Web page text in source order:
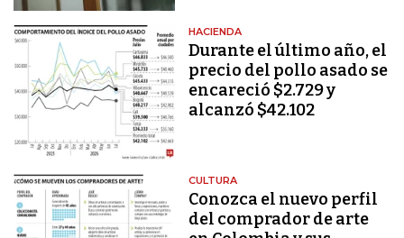
HACIENDA
Durante el último año, el
precio del pollo asado se
encareció $2.729 y
alcanzó $42.102
CULTURA
Conozca el nuevo perfil
del comprador de arte